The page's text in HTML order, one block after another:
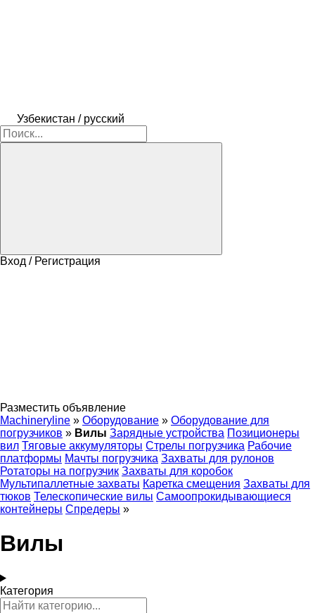
Узбекистан / русский
Вход / Регистрация
Разместить объявление
Machineryline » Оборудование » Оборудование для
погрузчиков » Вилы Зарядные устройства Позиционеры
вил Тяговые аккумуляторы Стрелы погрузчика Рабочие
платформы Мачты погрузчика Захваты для рулонов
Ротаторы на погрузчик Захваты для коробок
Мультипаллетные захваты Каретка смещения Захваты для
тюков Телескопические вилы Самоопрокидывающиеся
контейнеры Спредеры »
Вилы
Категория